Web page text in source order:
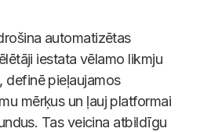
automatizētas
iestata vēlamo likmju
definē pieļaujamos
mērķus un ļauj platformai
Tas veicina atbildīgu